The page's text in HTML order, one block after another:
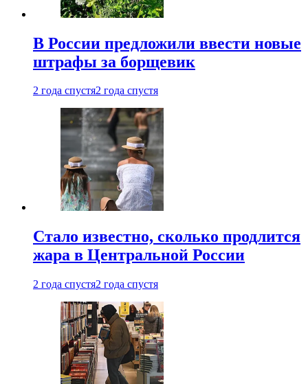
В России предложили ввести новые
штрафы за борщевик
2 года спустя2 года спустя
Стало известно, сколько продлится
жара в Центральной России
2 года спустя2 года спустя